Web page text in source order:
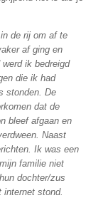
de rij om af te
af ging en
ik bedreigd
die ik had
stonden. De
dat de
bleef afgaan en
Naast
Ik was een
familie niet
dochter/zus
stond.